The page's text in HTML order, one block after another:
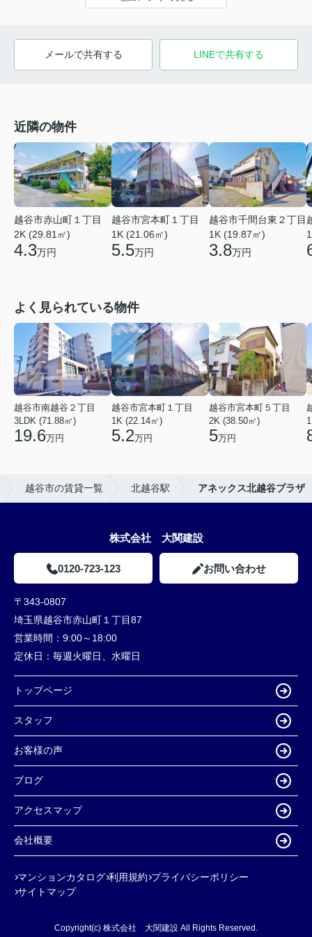
メールで共有する LINEで共有する
近隣の物件
越谷市赤山町１丁目
2K (29.81㎡)
4.3万円
越谷市宮本町１丁目
1K (21.06㎡)
5.5万円
越谷市千間台東２丁目
1K (19.87㎡)
3.8万円
よく見られている物件
越谷市南越谷２丁目
3LDK (71.88㎡)
19.6万円
越谷市宮本町１丁目
1K (22.14㎡)
5.2万円
越谷市宮本町５丁目
2K (38.50㎡)
5万円
越谷市の賃貸一覧 北越谷駅 アネックス北越谷プラザ
株式会社 大関建設
0120-723-123 お問い合わせ
〒343-0807
埼玉県越谷市赤山町１丁目87
営業時間： 9:00～18:00
定休日： 毎週火曜日、水曜日
トップページ
スタッフ
お客様の声
ブログ
アクセスマップ
会社概要
マンションカタログ 利用規約 プライバシーポリシー
サイトマップ
Copyright(c) 株式会社 大関建設 All Rights Reserved.